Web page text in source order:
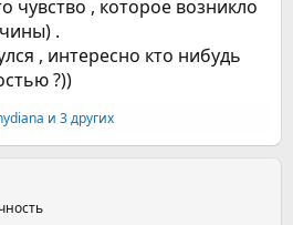
чувство , которое возникло
.
, интересно кто нибудь
?))
и 3 других